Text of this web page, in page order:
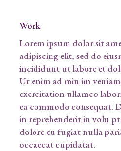
Work
Lorem ipsum dolor sit
adipiscing elit, sed do
incididunt ut labore et
Ut enim ad min im
exercitation ullamco
ea commodo consequat.
in reprehenderit in volu
dolore eu fugiat nulla
occaecat cupidatat.